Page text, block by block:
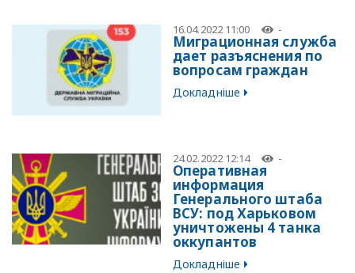
16.04.2022 11:00 -
Миграционная служба
дает разъяснения по
вопросам граждан
Докладніше
24.02.2022 12:14 -
Оперативная
информация
Генерального штаба
ВСУ: под Харьковом
уничтожены 4 танка
оккупантов
Докладніше